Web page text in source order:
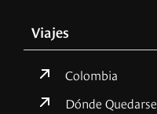
Viajes
Colombia
Dónde Quedarse